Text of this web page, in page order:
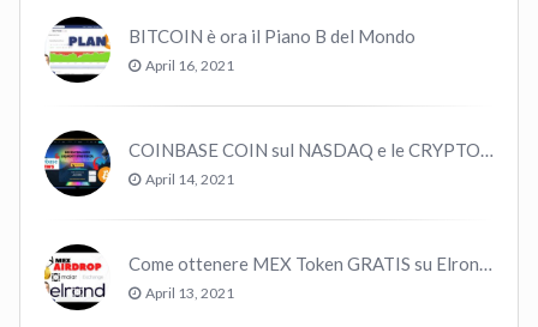
BITCOIN è ora il Piano B del Mondo
April 16, 2021
COINBASE COIN sul NASDAQ e le CRYPTO volano!
April 14, 2021
Come ottenere MEX Token GRATIS su Elrond ?
April 13, 2021